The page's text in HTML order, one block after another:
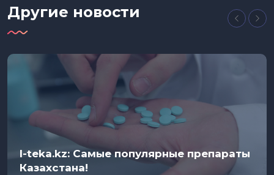
Другие новости
I-teka.kz: Самые популярные препараты
Казахстана!